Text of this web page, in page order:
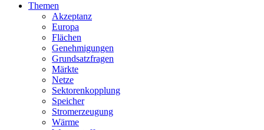
Themen
Akzeptanz
Europa
Flächen
Genehmigungen
Grundsatzfragen
Märkte
Netze
Sektorenkopplung
Speicher
Stromerzeugung
Wärme